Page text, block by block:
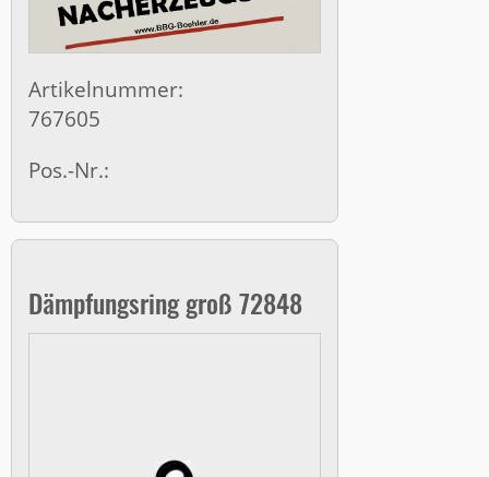
Artikelnummer:
767605
Pos.-Nr.:
Dämpfungsring groß 72848